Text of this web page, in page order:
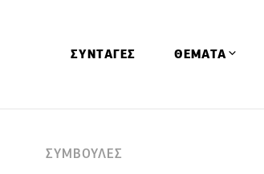
ΣΥΝΤΑΓΕΣ ΘΕΜΑΤΑ
ΣΥΜΒΟΥΛΕΣ